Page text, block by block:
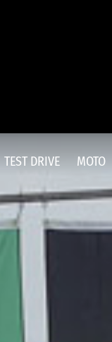
TEST DRIVE MOTO